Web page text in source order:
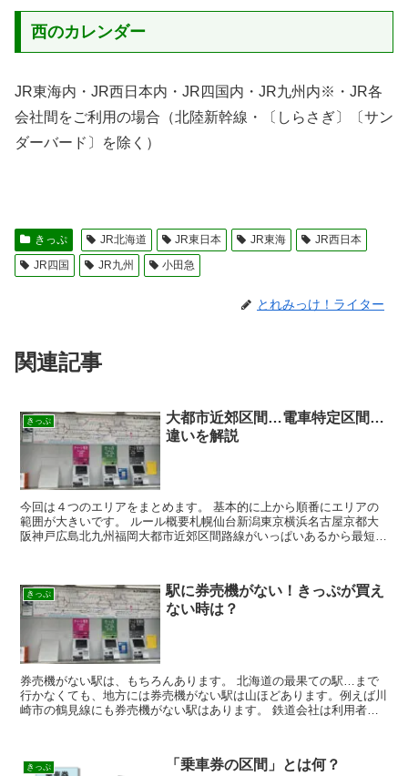
西のカレンダー
JR東海内・JR西日本内・JR四国内・JR九州内※・JR各
会社間をご利用の場合（北陸新幹線・〔しらさぎ〕〔サン
ダーバード〕を除く）
きっぷ JR北海道 JR東日本 JR東海
JR西日本
JR四国
JR九州 小田急
とれみっけ！ライター
関連記事
きっぷ
大都市近郊区間…電車特定区間…
違いを解説
今回は４つのエリアをまとめます。 基本的に上から順番にエリアの
範囲が大きいです。 ルール概要札幌仙台新潟東京横浜名古屋京都大
阪神戸広島北九州福岡大都市近郊区間路線がいっぱいあるから最短距
きっぷ
駅に券売機がない！きっぷが買え
ない時は？
券売機がない駅は、もちろんあります。 北海道の最果ての駅…まで
行かなくても、地方には券売機がない駅は山ほどあります。例えば川
崎市の鶴見線にも券売機がない駅はあります。 鉄道会社は利用者が
きっぷ 「乗車券の区間」とは何？